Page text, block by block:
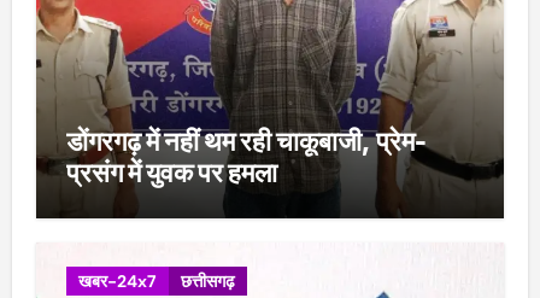
डोंगरगढ़ में नहीं थम रही चाकूबाजी, प्रेम-
प्रसंग में युवक पर हमला
खबर-24x7 छत्तीसगढ़